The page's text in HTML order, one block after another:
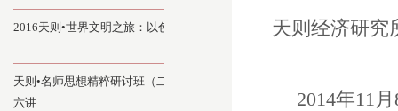
2016天则•世界文明之旅：以色列
天则•名师思想精粹研讨班（二）第
六讲
天则经济研究
2014年11 月